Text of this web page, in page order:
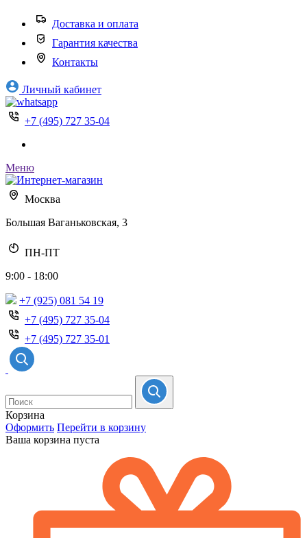
Доставка и оплата
Гарантия качества
Контакты
Личный кабинет
+7 (495) 727 35-04
Меню
Москва
Большая Ваганьковская, 3
ПН-ПТ
9:00 - 18:00
+7 (925) 081 54 19
+7 (495) 727 35-04
+7 (495) 727 35-01
Корзина
Оформить Перейти в корзину
Ваша корзина пуста